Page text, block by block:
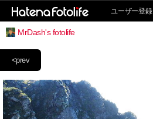
ユーザー登録
MrDash's fotolife
<prev